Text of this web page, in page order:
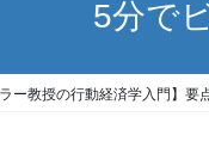
5分で
ラー教授の行動経済学入門】